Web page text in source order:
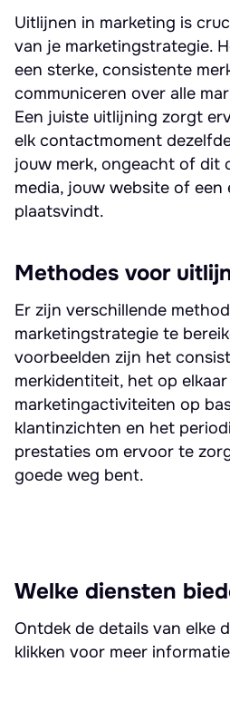
Uitlijnen in marketing is
van je marketingstrategie.
een sterke, consistente
communiceren over alle
Een juiste uitlijning zorgt
elk contactmoment
jouw merk, ongeacht of dit
media, jouw website of een
plaatsvindt.
Methodes voor
Er zijn verschillende
marketingstrategie te
voorbeelden zijn het
merkidentiteit, het op
marketingactiviteiten op
klantinzichten en het
prestaties om ervoor te
goede weg bent.
Welke diensten
Ontdek de details van elke
klikken voor meer